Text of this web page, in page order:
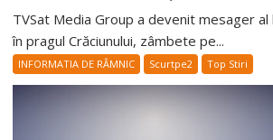
TVSat Media Group a devenit mesager al
în pragul Crăciunului, zâmbete pe...
INFORMATIA DE RÂMNIC Scurtpe2 Top Stiri